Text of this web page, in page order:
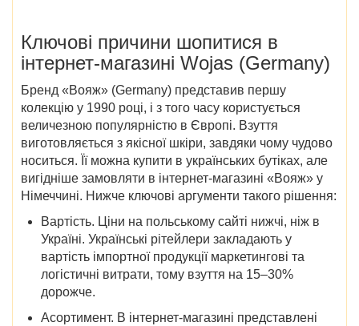
Ключові причини шопитися в
інтернет-магазині Wojas (Germany)
Бренд «Вояж» (Germany) представив першу
колекцію у 1990 році, і з того часу користується
величезною популярністю в Європі. Взуття
виготовляється з якісної шкіри, завдяки чому чудово
носиться. Її можна купити в українських бутіках, але
вигідніше замовляти в інтернет-магазині «Вояж» у
Німеччині. Нижче ключові аргументи такого рішення:
Вартість. Ціни на польському сайті нижчі, ніж в
Україні. Українські рітейлери закладають у
вартість імпортної продукції маркетингові та
логістичні витрати, тому взуття на 15–30%
дорожче.
Асортимент. В інтернет-магазині представлені